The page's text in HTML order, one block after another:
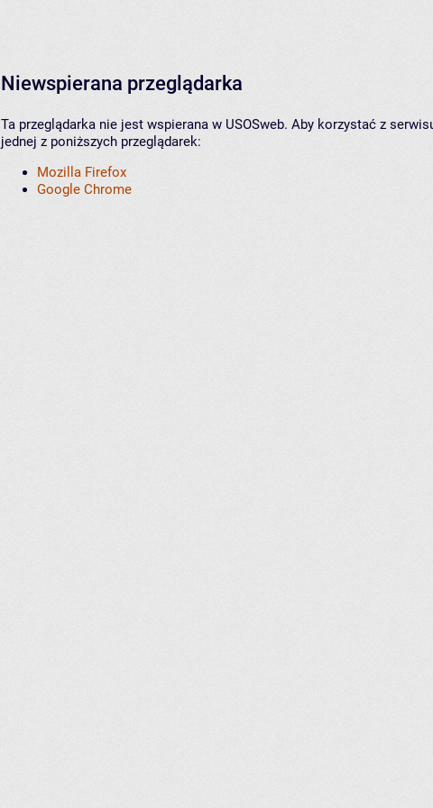
Niewspierana przeglądarka
Ta przeglądarka nie jest wspierana w USOSweb. Aby korzystać z
jednej z poniższych przeglądarek:
Mozilla Firefox
Google Chrome